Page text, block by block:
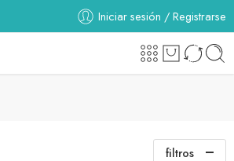
Iniciar sesión / Registrarse
filtros